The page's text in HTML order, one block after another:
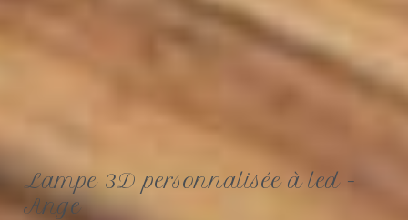
Lampe 3D personnalisée à led -
Ange